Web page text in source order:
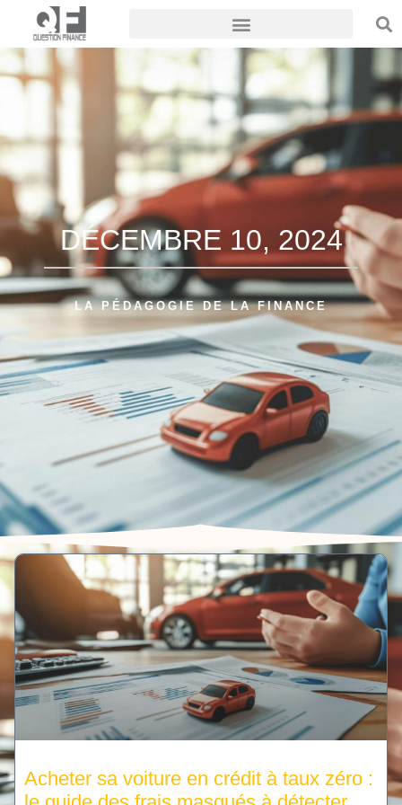
DÉCEMBRE 10, 2024
LA PÉDAGOGIE DE LA FINANCE
Acheter sa voiture en crédit à taux zéro :